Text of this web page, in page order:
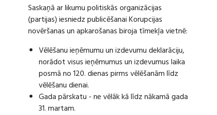
Saskaņā ar likumu politiskās organizācijas
(partijas) iesniedz publicēšanai Korupcijas
novēršanas un apkarošanas biroja tīmekļa vietnē:
Vēlēšanu ieņēmumu un izdevumu deklarāciju,
norādot visus ieņēmumus un izdevumus laika
posmā no 120. dienas pirms vēlēšanām līdz
vēlēšanu dienai.
Gada pārskatu - ne vēlāk kā līdz nākamā gada
31. martam.